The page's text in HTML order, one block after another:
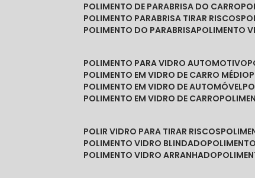
POLIMENTO DE PARABRISA DO CARRO
POLIMENTO PARABRISA TIRAR RISCOS
POLIMENTO DO PARABRISA POLIMENTO
POLIMENTO PARA VIDRO AUTOMOTIVO
POLIMENTO EM VIDRO DE CARRO MÉDIO
POLIMENTO EM VIDRO DE AUTOMÓVEL
POLIMENTO EM VIDRO DE CARRO
POLIR VIDRO PARA TIRAR RISCOS
POLIMENTO VIDRO BLINDADO
POLIMENTO VIDRO ARRANHADO